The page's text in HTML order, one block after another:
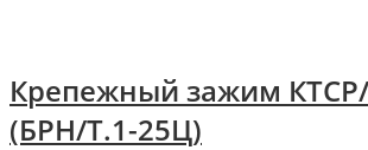
Крепежный зажим
(БРН/Т.1-25Ц)